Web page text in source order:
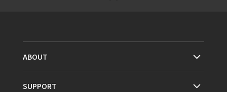
ABOUT
SUPPORT